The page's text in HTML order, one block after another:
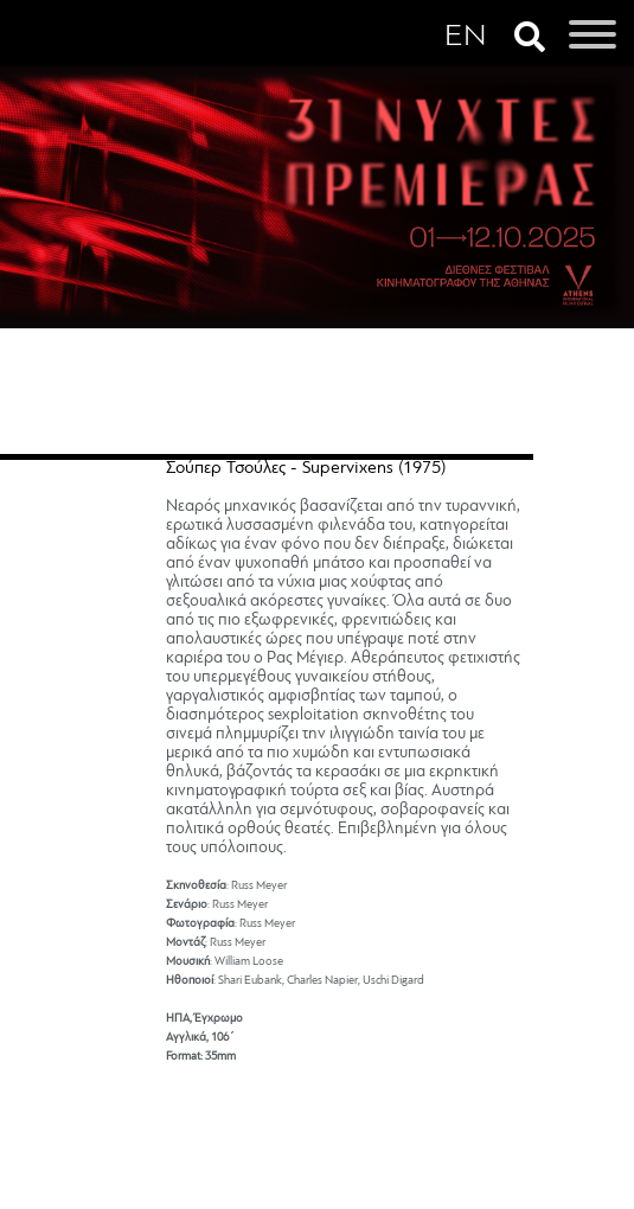
Σούπερ Τσούλες - Supervixens (1975)
Νεαρός μηχανικός βασανίζεται από την τυραννική,
ερωτικά λυσσασμένη φιλενάδα του, κατηγορείται
αδίκως για έναν φόνο που δεν διέπραξε, διώκεται
από έναν ψυχοπαθή μπάτσο και προσπαθεί να
γλιτώσει από τα νύχια μιας χούφτας από
σεξουαλικά ακόρεστες γυναίκες. Όλα αυτά σε δυο
από τις πιο εξωφρενικές, φρενιτιώδεις και
απολαυστικές ώρες που υπέγραψε ποτέ στην
καριέρα του ο Ρας Μέγιερ. Αθεράπευτος φετιχιστής
του υπερμεγέθους γυναικείου στήθους,
γαργαλιστικός αμφισβητίας των ταμπού, ο
διασημότερος sexploitation σκηνοθέτης του
σινεμά πλημμυρίζει την ιλιγγιώδη ταινία του με
μερικά από τα πιο χυμώδη και εντυπωσιακά
θηλυκά, βάζοντάς τα κερασάκι σε μια εκρηκτική
κινηματογραφική τούρτα σεξ και βίας. Αυστηρά
ακατάλληλη για σεμνότυφους, σοβαροφανείς και
πολιτικά ορθούς θεατές. Επιβεβλημένη για όλους
τους υπόλοιπους.
Σκηνοθεσία: Russ Meyer
Σενάριο: Russ Meyer
Φωτογραφία: Russ Meyer
Μοντάζ: Russ Meyer
Μουσική: William Loose
Ηθοποιοί: Shari Eubank, Charles Napier, Uschi Digard
ΗΠΑ, Έγχρωμο
Αγγλικά, 106΄
Format: 35mm